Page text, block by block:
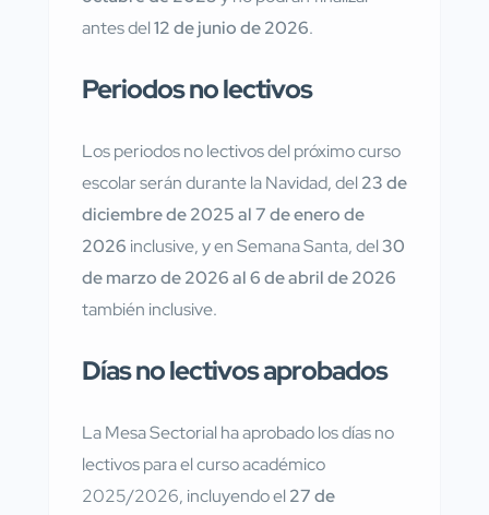
antes del12 de junio de 2026.
Periodos no lectivos
Los periodos no lectivos del próximo curso
escolar serán durante la Navidad, del23 de
diciembre de 2025 al 7 de enero de
2026 inclusive, y en Semana Santa, del30
de marzo de 2026 al 6 de abril de 2026
también inclusive.
Días no lectivos aprobados
La Mesa Sectorial ha aprobado los días no
lectivos para el curso académico
2025/2026, incluyendo el27 de